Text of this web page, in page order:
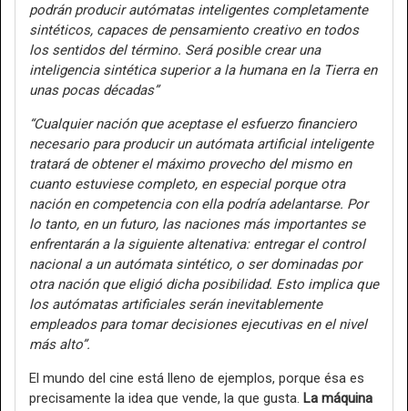
podrán producir autómatas inteligentes completamente
sintéticos, capaces de pensamiento creativo en todos
los sentidos del término. Será posible crear una
inteligencia sintética superior a la humana en la Tierra en
unas pocas décadas”
“Cualquier nación que aceptase el esfuerzo financiero
necesario para producir un autómata artificial inteligente
tratará de obtener el máximo provecho del mismo en
cuanto estuviese completo, en especial porque otra
nación en competencia con ella podría adelantarse. Por
lo tanto, en un futuro, las naciones más importantes se
enfrentarán a la siguiente altenativa: entregar el control
nacional a un autómata sintético, o ser dominadas por
otra nación que eligió dicha posibilidad. Esto implica que
los autómatas artificiales serán inevitablemente
empleados para tomar decisiones ejecutivas en el nivel
más alto”.
El mundo del cine está lleno de ejemplos, porque ésa es
precisamente la idea que vende, la que gusta. La máquina